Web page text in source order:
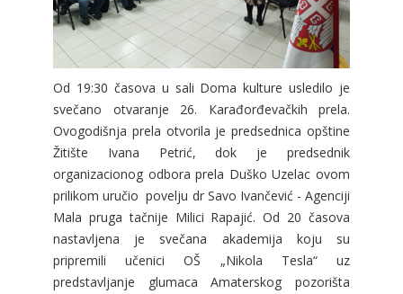
Od 19:30 časova u sali Doma kulture usledilo je
svečano otvaranje 26. Кarađorđevačkih prela.
Ovogodišnja prela otvorila je predsednica opštine
Žitište Ivana Petrić, dok je predsednik
organizacionog odbora prela Duško Uzelac ovom
prilikom uručio povelju dr Savo Ivančević - Agenciji
Mala pruga tačnije Milici Rapajić. Od 20 časova
nastavljena je svečana akademija koju su
pripremili učenici OŠ „Nikola Tesla“ uz
predstavljanje glumaca Amaterskog pozorišta